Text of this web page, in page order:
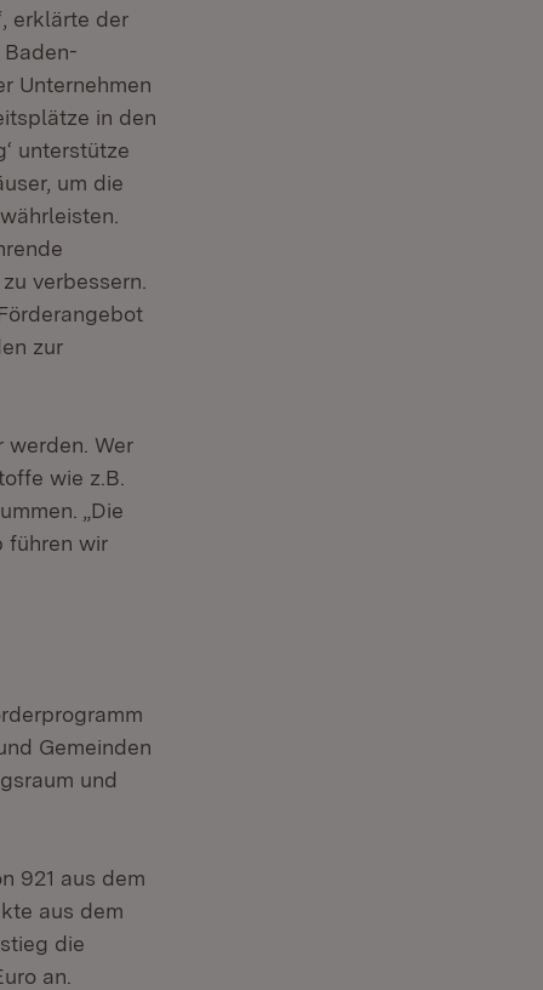
erklärte der
Unternehmen
in den
unterstütze
um die
verbessern.
zur
Wer
wie z.B.
„Die
führen wir
Gemeinden
und
921 aus dem
aus dem
die
an.